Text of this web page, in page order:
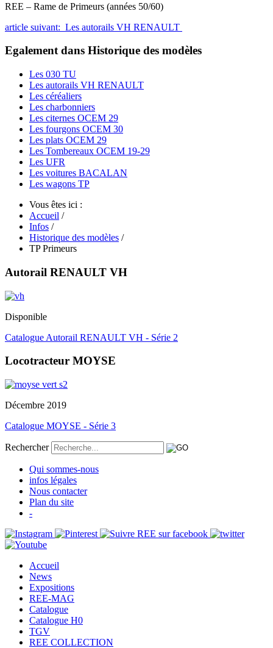
REE – Rame de Primeurs (années 50/60)
article suivant: Les autorails VH RENAULT
Egalement dans Historique des modèles
Les 030 TU
Les autorails VH RENAULT
Les céréaliers
Les charbonniers
Les citernes OCEM 29
Les fourgons OCEM 30
Les plats OCEM 29
Les Tombereaux OCEM 19-29
Les UFR
Les voitures BACALAN
Les wagons TP
Vous êtes ici :
Accueil /
Infos /
Historique des modèles /
TP Primeurs
Autorail RENAULT VH
Disponible
Catalogue Autorail RENAULT VH - Série 2
Locotracteur MOYSE
Décembre 2019
Catalogue MOYSE - Série 3
Rechercher
Qui sommes-nous
infos légales
Nous contacter
Plan du site
-
Accueil
News
Expositions
REE-MAG
Catalogue
Catalogue H0
TGV
REE COLLECTION